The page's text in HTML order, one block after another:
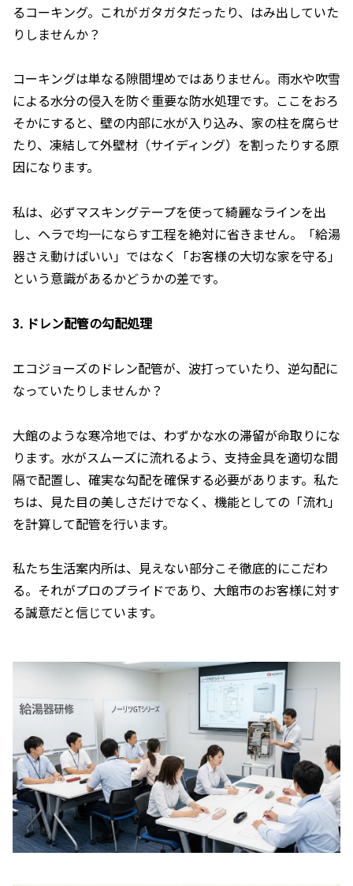
るコーキング。これがガタガタだったり、はみ出していた
りしませんか？
コーキングは単なる隙間埋めではありません。雨水や吹雪
による水分の侵入を防ぐ重要な防水処理です。ここをおろ
そかにすると、壁の内部に水が入り込み、家の柱を腐らせ
たり、凍結して外壁材（サイディング）を割ったりする原
因になります。
私は、必ずマスキングテープを使って綺麗なラインを出
し、ヘラで均一にならす工程を絶対に省きません。「給湯
器さえ動けばいい」ではなく「お客様の大切な家を守る」
という意識があるかどうかの差です。
3. ドレン配管の勾配処理
エコジョーズのドレン配管が、波打っていたり、逆勾配に
なっていたりしませんか？
大館のような寒冷地では、わずかな水の滞留が命取りにな
ります。水がスムーズに流れるよう、支持金具を適切な間
隔で配置し、確実な勾配を確保する必要があります。私た
ちは、見た目の美しさだけでなく、機能としての「流れ」
を計算して配管を行います。
私たち生活案内所は、見えない部分こそ徹底的にこだわ
る。それがプロのプライドであり、大館市のお客様に対す
る誠意だと信じています。